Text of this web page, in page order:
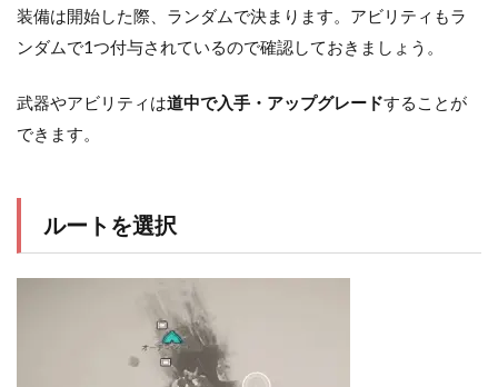
装備は開始した際、ランダムで決まります。アビリティもラ
ンダムで1つ付与されているので確認しておきましょう。
武器やアビリティは道中で入手・アップグレードすることが
できます。
ルートを選択